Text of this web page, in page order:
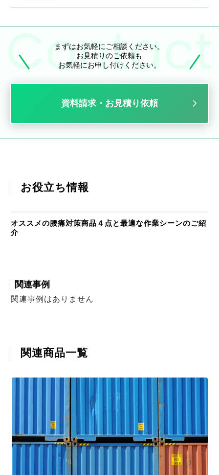
まずはお気軽にご相談ください。
お見積りのご依頼も
お気軽にお申し付けください。
資料請求・お見積り依頼
お役立ち情報
オススメの腰痛対策商品４点と最適な作業シーンのご紹
介
関連事例
関連事例はありません
関連商品一覧